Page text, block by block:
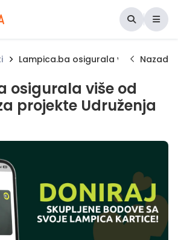
Lampica.ba osigurala više odNazad
osigurala više od
projekte Udruženja